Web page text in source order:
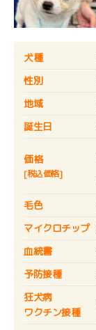
犬種
性別
地域
誕生日
価格
[税込価格]
毛色
マイクロチップ
血統書
予防接種
狂犬病
ワクチン接種